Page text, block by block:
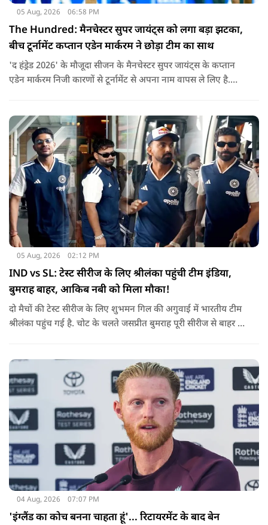
05 Aug, 2026 06:58 PM
The Hundred: मैनचेस्टर सुपर जायंट्स को लगा बड़ा झटका,
बीच टूर्नामेंट कप्तान एडेन मार्करम ने छोड़ा टीम का साथ
'द हंड्रेड 2026' के मौजूदा सीजन के मैनचेस्टर सुपर जायंट्स के कप्तान
एडेन मार्करम निजी कारणों से टूर्नामेंट से अपना नाम वापस ले लिए है.
05 Aug, 2026 02:12 PM
IND vs SL: टेस्ट सीरीज के लिए श्रीलंका पहुंची टीम इंडिया,
बुमराह बाहर, आकिब नबी को मिला मौका!
दो मैचों की टेस्ट सीरीज के लिए शुभमन गिल की अगुवाई में भारतीय टीम
श्रीलंका पहुंच गई है. चोट के चलते जसप्रीत बुमराह पूरी सीरीज से बाहर हो
04 Aug, 2026 07:07 PM
'इंग्लैंड का कोच बनना चाहता हूं'... रिटायरमेंट के बाद बेन